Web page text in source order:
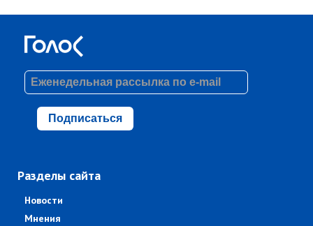
Подписаться
Разделы сайта
Новости
Мнения